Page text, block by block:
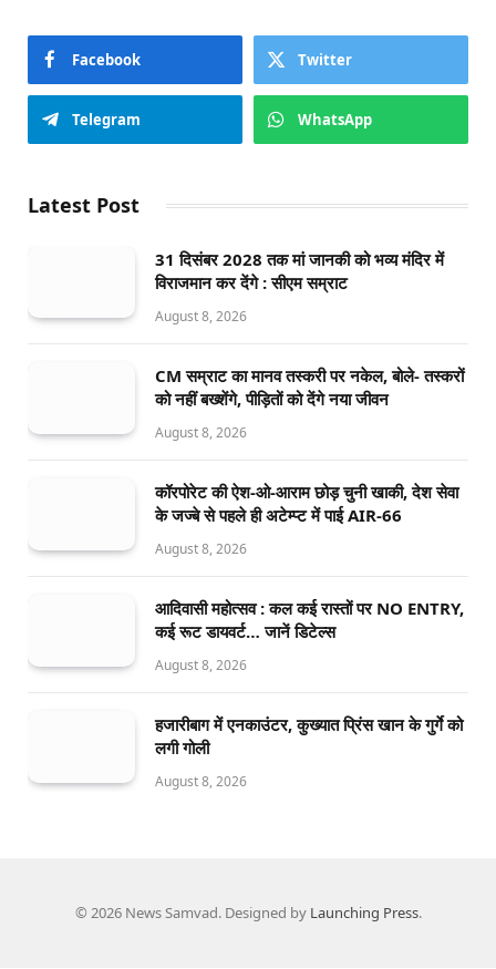
Facebook Twitter
Telegram WhatsApp
Latest Post
31 दिसंबर 2028 तक मां जानकी को भव्य मंदिर में
विराजमान कर देंगे : सीएम सम्राट
August 8, 2026
CM सम्राट का मानव तस्करी पर नकेल, बोले- तस्करों
को नहीं बख्शेंगे, पीड़ितों को देंगे नया जीवन
August 8, 2026
कॉरपोरेट की ऐश-ओ-आराम छोड़ चुनी खाकी, देश सेवा
के जज्बे से पहले ही अटेम्प्ट में पाई AIR-66
August 8, 2026
आदिवासी महोत्सव : कल कई रास्तों पर NO ENTRY,
कई रूट डायवर्ट… जानें डिटेल्स
August 8, 2026
हजारीबाग में एनकाउंटर, कुख्यात प्रिंस खान के गुर्गे को
लगी गोली
August 8, 2026
© 2026 News Samvad. Designed by Launching Press.